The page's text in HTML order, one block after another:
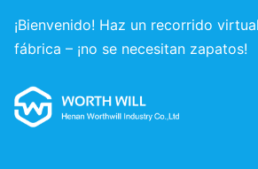
¡Bienvenido! Haz un recorrido
fábrica – ¡no se necesitan zapatos!
Worthwill